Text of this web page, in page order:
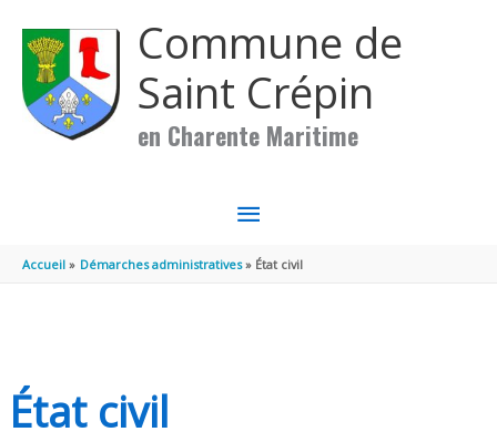
Commune de
Saint Crépin
en Charente Maritime
MENU
PRINCIPAL
Accueil Démarches administratives État civil
État civil